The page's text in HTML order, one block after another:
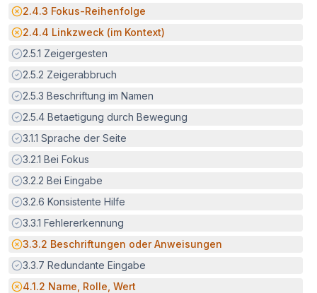
Potenzielle Barriere:
2.4.3 Fokus-Reihenfolge
Potenzielle Barriere:
2.4.4 Linkzweck (im Kontext)
Erfüllt:
2.5.1 Zeigergesten
Erfüllt:
2.5.2 Zeigerabbruch
Erfüllt:
2.5.3 Beschriftung im Namen
Erfüllt:
2.5.4 Betaetigung durch Bewegung
Erfüllt:
3.1.1 Sprache der Seite
Erfüllt:
3.2.1 Bei Fokus
Erfüllt:
3.2.2 Bei Eingabe
Erfüllt:
3.2.6 Konsistente Hilfe
Erfüllt:
3.3.1 Fehlererkennung
Potenzielle Barriere:
3.3.2 Beschriftungen oder Anweisungen
Erfüllt:
3.3.7 Redundante Eingabe
Potenzielle Barriere:
4.1.2 Name, Rolle, Wert